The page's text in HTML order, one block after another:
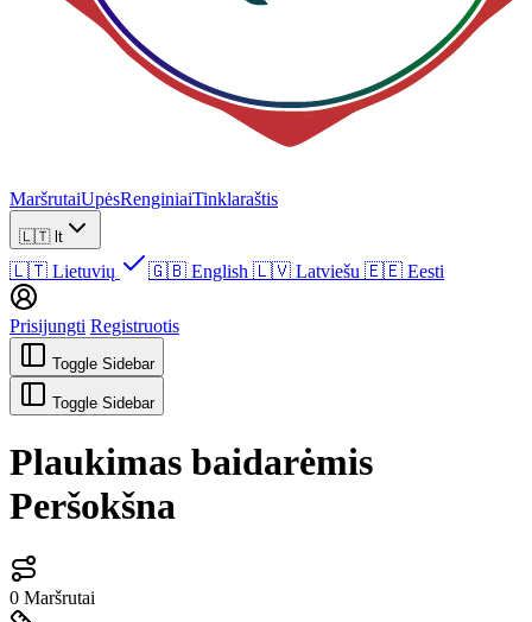
MaršrutaiUpėsRenginiaiTinklaraštis
🇱🇹 lt
🇱🇹 Lietuvių 🇬🇧 English 🇱🇻 Latviešu 🇪🇪 Eesti
Prisijungti Registruotis
Toggle Sidebar
Toggle Sidebar
Plaukimas baidarėmis
Peršokšna
0 Maršrutai